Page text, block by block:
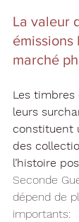
La valeur
émissions
marché
Les timbres
leurs
constituent
des
l’histoire
Seconde
dépend de
importants: